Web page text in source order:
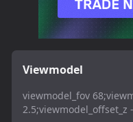
Viewmodel
viewmodel_fov
2.5;viewmodel_offset_z